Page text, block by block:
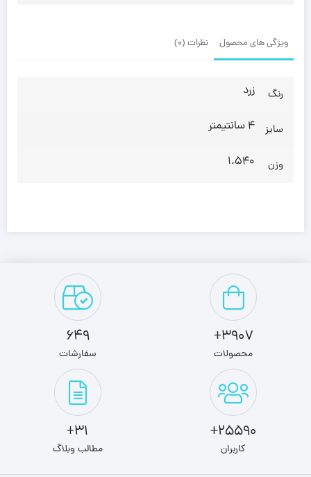
ویژگی های محصول نظرات (0)
رنگ زرد
سایز 4 سانتیمتر
وزن 1.540
3907+
محصولات
649
سفارشات
25590+
کاربران
31+
مطالب وبلاگ